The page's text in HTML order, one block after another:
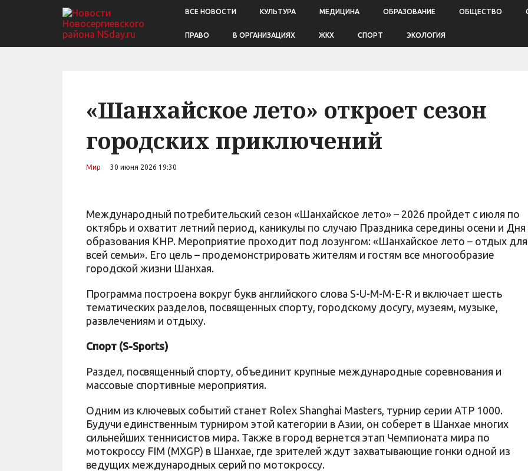
ВСЕ НОВОСТИ КУЛЬТУРА МЕДИЦИНА ОБРАЗОВАНИЕ ОБЩЕСТВО
ПРАВО В ОРГАНИЗАЦИЯХ ЖКХ СПОРТ ЭКОЛОГИЯ
«Шанхайское лето» откроет сезон
городских приключений
Мир 30 июня 2026 19:30
Международный потребительский сезон «Шанхайское лето» – 2026 пройдет с июля по
октябрь и охватит летний период, каникулы по случаю Праздника середины осени и Дня
образования КНР. Мероприятие проходит под лозунгом: «Шанхайское лето – отдых для
всей семьи». Его цель – продемонстрировать жителям и гостям все многообразие
городской жизни Шанхая.
Программа построена вокруг букв английского слова S-U-M-M-E-R и включает шесть
тематических разделов, посвященных спорту, городскому досугу, музеям, музыке,
развлечениям и отдыху.
Спорт (S-Sports)
Раздел, посвященный спорту, объединит крупные международные соревнования и
массовые спортивные мероприятия.
Одним из ключевых событий станет Rolex Shanghai Masters, турнир серии ATP 1000.
Будучи единственным турниром этой категории в Азии, он соберет в Шанхае многих
сильнейших теннисистов мира. Также в город вернется этап Чемпионата мира по
мотокроссу FIM (MXGP) в Шанхае, где зрителей ждут захватывающие гонки одной из
ведущих международных серий по мотокроссу.